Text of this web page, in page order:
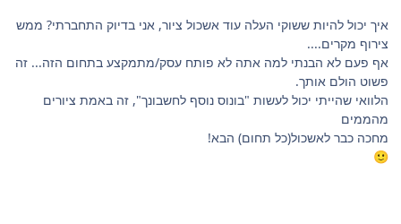
איך יכול להיות ששוקי העלה עוד אשכול ציור, אני בדיוק התחברתי? ממש
צירוף מקרים....
אף פעם לא הבנתי למה אתה לא פותח עסק/מתמקצע בתחום הזה... זה
פשוט הולם אותך.
הלוואי שהייתי יכול לעשות "בונוס נוסף לחשבונך", זה באמת ציורים
מהממים
מחכה כבר לאשכול(כל תחום) הבא!
🙂